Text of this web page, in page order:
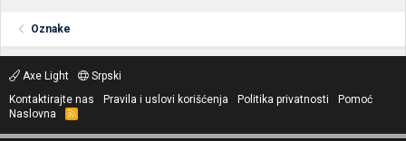
Oznake
Axe Light
Srpski
Kontaktirajte nas
Pravila i uslovi korišćenja Politika privatnosti
Pomoć
Naslovna
R
S